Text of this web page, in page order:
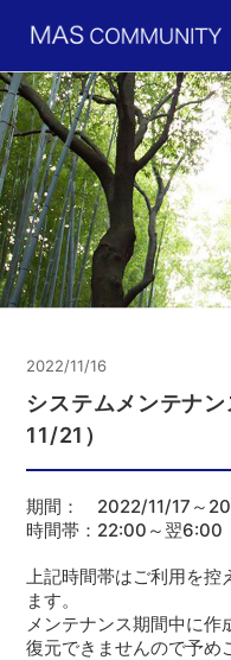
2022/11/16
システムメンテナ
11/21）
期間： 2022/11/17～
時間帯：22:00～翌6:00
上記時間帯はご利用を控
ます。
メンテナンス期間中に作
復元できませんので予め